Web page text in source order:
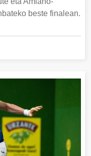
beste finalean.